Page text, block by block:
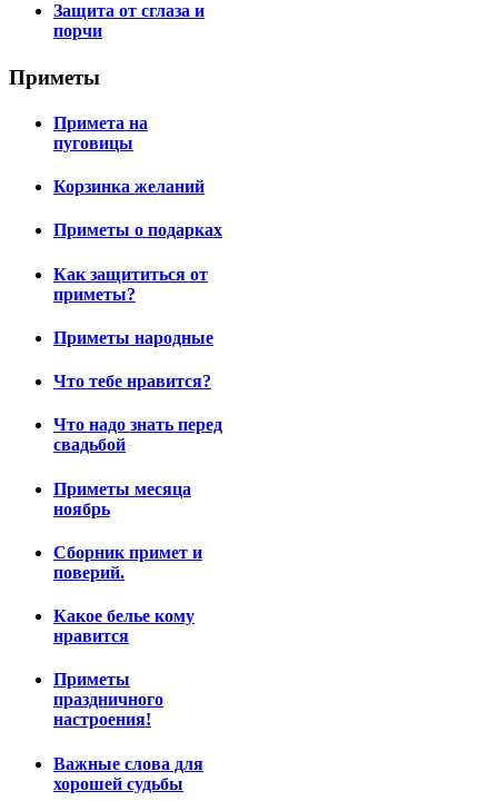
Защита от сглаза и
порчи
Приметы
Примета на
пуговицы
Корзинка желаний
Приметы о подарках
Как защититься от
приметы?
Приметы народные
Что тебе нравится?
Что надо знать перед
свадьбой
Приметы месяца
ноябрь
Сборник примет и
поверий.
Какое белье кому
нравится
Приметы
праздничного
настроения!
Важные слова для
хорошей судьбы